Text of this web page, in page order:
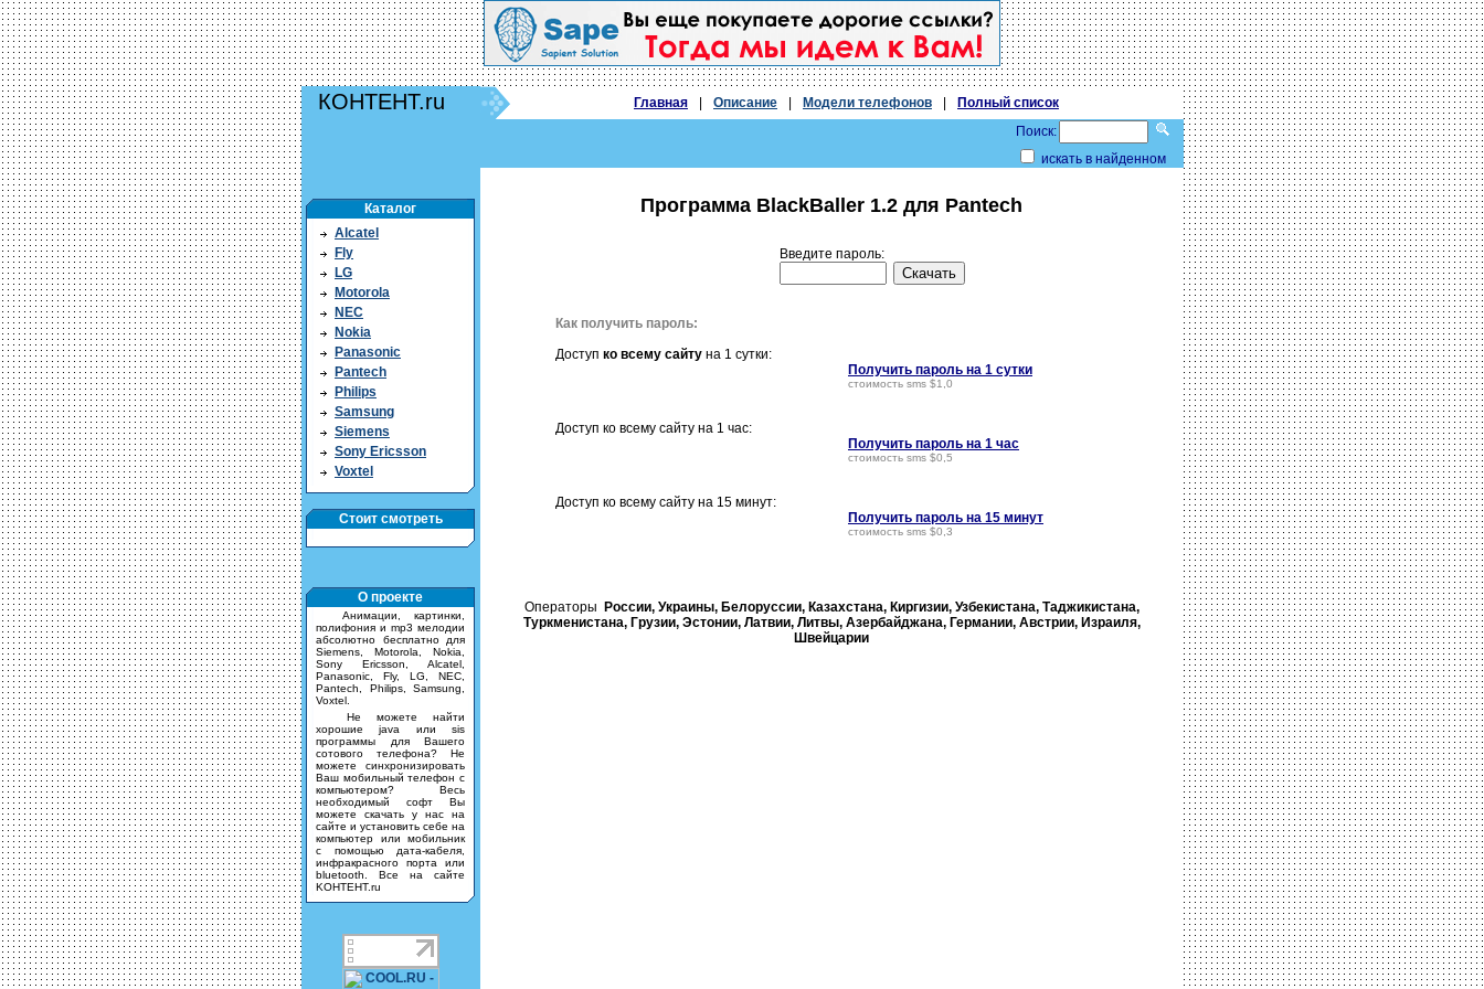
КОНТЕНТ.ru Главная Описание Модели телефонов
Полный список
Поиск:
искать в найденном
Каталог
Alcatel
Fly
LG
Motorola
NEC
Nokia
Panasonic
Pantech
Philips
Samsung
Siemens
Sony Ericsson
Voxtel
Стоит смотреть
О проекте
Анимации, картинки,
полифония и mp3 мелодии
абсолютно бесплатно для
Siemens, Motorola, Nokia,
Sony Ericsson, Alcatel,
Panasonic, Fly, LG, NEC,
Pantech, Philips, Samsung,
Voxtel.
Не можете найти
хорошие java или sis
программы для Вашего
сотового телефона? Не
можете синхронизировать
Ваш мобильный телефон с
компьютером? Весь
необходимый софт Вы
можете скачать у нас на
сайте и установить себе на
компьютер или мобильник
с помощью дата-кабеля,
инфракрасного порта или
bluetooth. Все на сайте
KOHTEHT.ru
Программа BlackBaller 1.2 для Pantech
Введите пароль:
Как получить пароль:
Доступ ко всему сайту на 1 сутки:
Получить пароль на 1 сутки
стоимость sms $1,0
Доступ ко всему сайту на 1 час:
Получить пароль на 1 час
стоимость sms $0,5
Доступ ко всему сайту на 15 минут:
Получить пароль на 15 минут
стоимость sms $0,3
Операторы
России, Украины, Белорусcии, Казахстана, Киргизии, Узбекистана, Таджикистана,
Туркменистана, Грузии, Эстонии, Латвии, Литвы, Азербайджана, Германии, Австрии, Израиля,
Швейцарии